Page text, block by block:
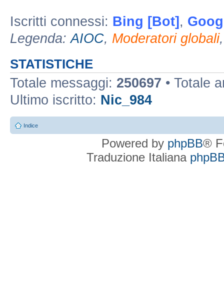
Iscritti connessi: Bing [Bot] ,
Legenda:AIOC, Moderatori globali
STATISTICHE
Totale messaggi: 250697 • Totale
Ultimo iscritto: Nic_984
Indice
Powered by phpBB®
Traduzione Italiana